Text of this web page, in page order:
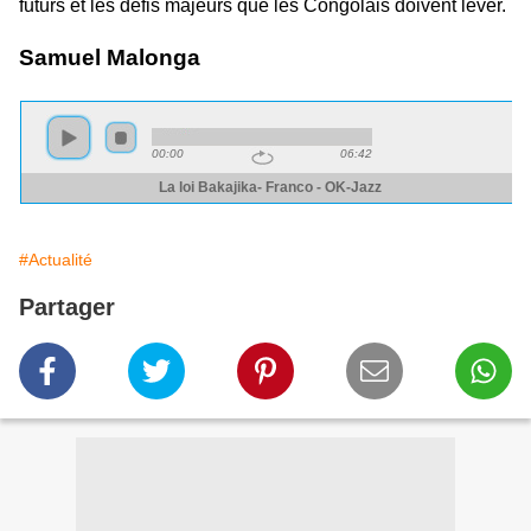
futurs et les défis majeurs que les Congolais doivent lever.
Samuel Malonga
#Actualité
Partager